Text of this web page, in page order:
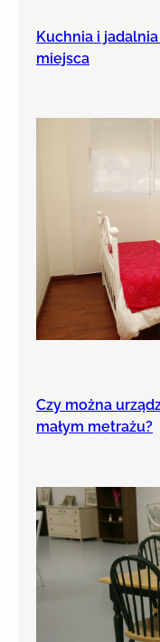
Kuchnia i
miejsca
Czy można
małym metrażu?